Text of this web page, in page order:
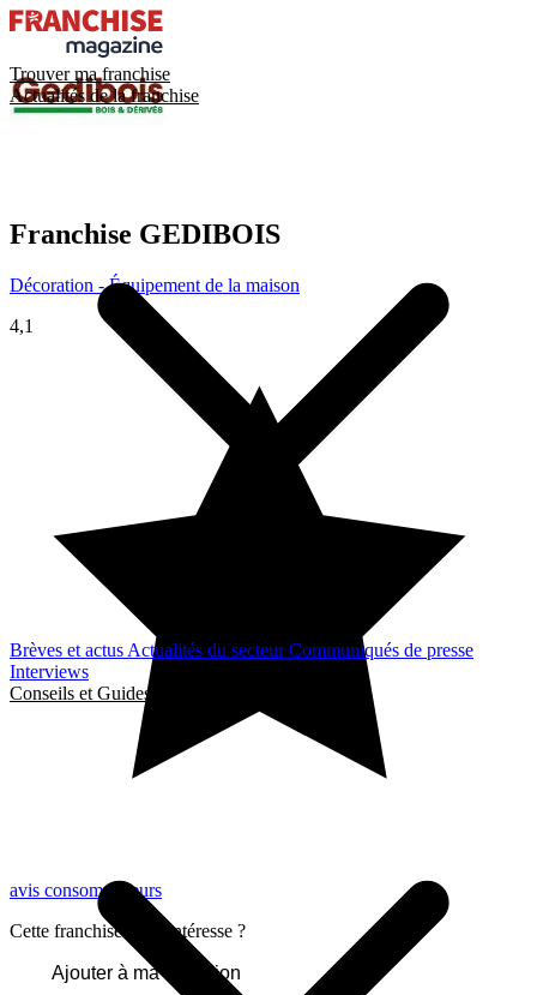
Trouver ma franchise
Actualités de la franchise
Brèves et actus Actualités du secteurCommuniqués de presse
Interviews
Conseils et Guides
Franchise GEDIBOIS
Décoration - Équipement de la maison
4,1
avis consommateurs
Cette franchise vous intéresse ?
Ajouter à ma sélection